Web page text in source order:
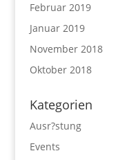
Februar 2019
Januar 2019
November 2018
Oktober 2018
Kategorien
Ausr?stung
Events